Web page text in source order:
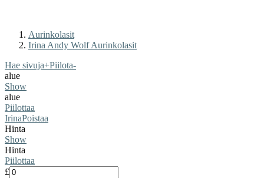
Aurinkolasit
Irina Andy Wolf Aurinkolasit
Hae sivuja+Piilota-
alue
Show
alue
Piilottaa
IrinaPoistaa
Hinta
Show
Hinta
Piilottaa
£